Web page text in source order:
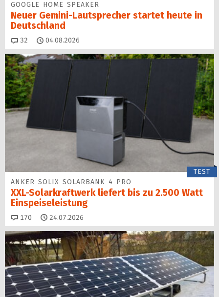
GOOGLE HOME SPEAKER
Neuer Gemini-Laut­spre­cher startet heu­te in
Deutschland
32 Kommentare
04.08.2026
TEST
ANKER SOLIX SOLARBANK 4 PRO
XXL-Solarkraftwerk liefert bis zu 2.500 Watt
Einspeise­leistung
170 Kommentare
24.07.2026